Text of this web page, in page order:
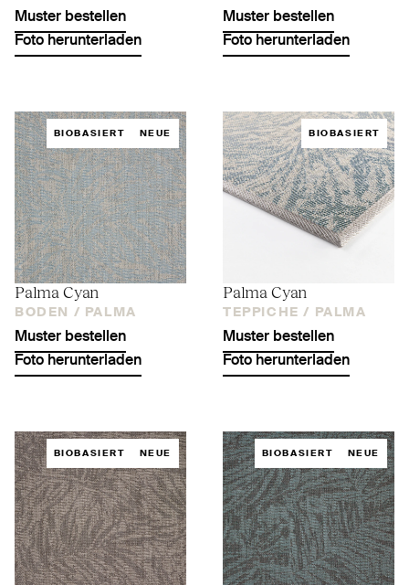
Muster bestellen
Foto herunterladen
Muster bestellen
Foto herunterladen
BIOBASIERT NEUE
Palma Cyan
BODEN / PALMA
Muster bestellen
Foto herunterladen
BIOBASIERT
Palma Cyan
TEPPICHE / PALMA
Muster bestellen
Foto herunterladen
BIOBASIERT NEUE BIOBASIERT NEUE